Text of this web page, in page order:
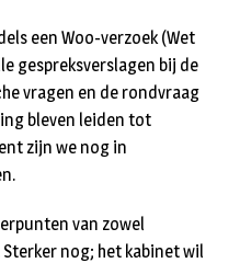
een Woo-verzoek (Wet
gespreksverslagen bij de
vragen en de rondvraag
bleven leiden tot
zijn we nog in
van zowel
nog; het kabinet wil